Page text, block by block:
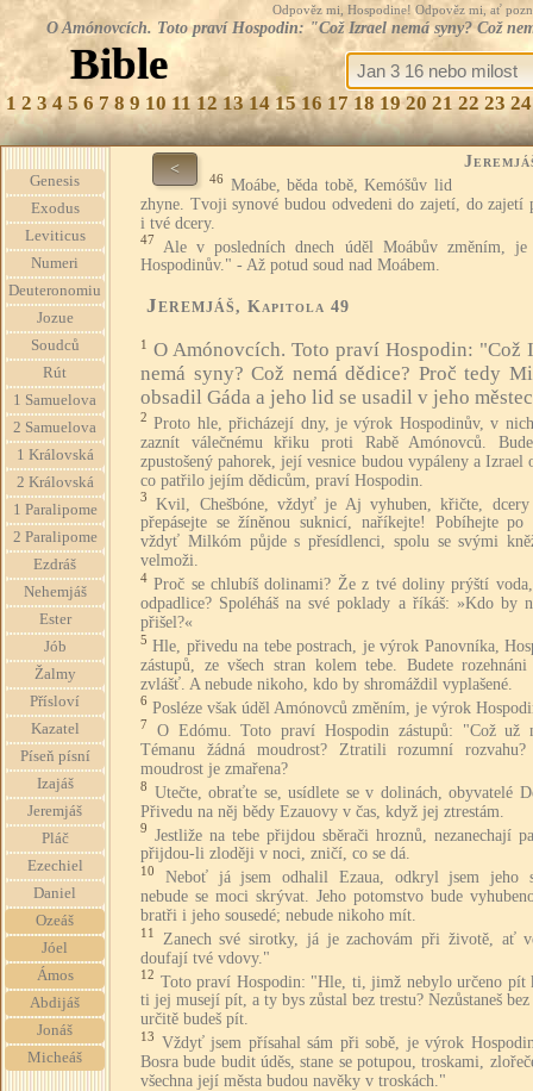
Odpověz mi, Hospodine! Odpověz mi, ať
O Amónovcích. Toto praví Hospodin: "Což Izrael nemá syny? Což
Bible
1 2 3 4 5 6 7 8 9 10 11 12 13 14 15 16 17 18 19 20 21 22 23 24
Genesis
Exodus
Leviticus
Numeri
Deuteronomiu
Jozue
Soudců
Rút
1 Samuelova
2 Samuelova
1 Královská
2 Královská
1 Paralipome
2 Paralipome
Ezdráš
Nehemjáš
Ester
Jób
Žalmy
Přísloví
Kazatel
Píseň písní
Izajáš
Jeremjáš
Pláč
Ezechiel
Daniel
Ozeáš
Jóel
Ámos
Abdijáš
Jonáš
Micheáš
<
46 Moábe, běda tobě, Kemóšův lid
zhyne. Tvoji synové budou odvedeni do zajetí, do zajetí
i tvé dcery.
47
Ale v posledních dnech úděl Moábův změním,
Hospodinův." - Až potud soud nad Moábem.
Jeremjáš, Kapitola 49
1
O Amónovcích. Toto praví Hospodin: "Což
nemá syny? Což nemá dědice? Proč tedy
obsadil Gáda a jeho lid se usadil v jeho
2 Proto hle, přicházejí dny, je výrok Hospodinův, v
zaznít válečnému křiku proti Rabě Amónovců.
zpustošený pahorek, její vesnice budou vypáleny a Izrael
co patřilo jejím dědicům, praví Hospodin.
3
Kvil, Chešbóne, vždyť je Aj vyhuben, křičte, dcery
přepásejte se žíněnou suknicí, naříkejte! Pobíhejte po
vždyť Milkóm půjde s přesídlenci, spolu se svými
velmoži.
4 Proč se chlubíš dolinami? Že z tvé doliny prýští
odpadlice? Spoléháš na své poklady a říkáš: »Kdo by
přišel?«
5 Hle, přivedu na tebe postrach, je výrok Panovníka,
zástupů, ze všech stran kolem tebe. Budete rozehnáni
zvlášť. A nebude nikoho, kdo by shromáždil vyplašené.
6 Posléze však úděl Amónovců změním, je výrok
7
O Edómu. Toto praví Hospodin zástupů: "Což už
Témanu žádná moudrost? Ztratili rozumní rozvahu?
moudrost je zmařena?
8 Utečte, obraťte se, usídlete se v dolinách, obyvatelé
Přivedu na něj bědy Ezauovy v čas, když jej ztrestám.
9 Jestliže na tebe přijdou sběrači hroznů, nezanechají
přijdou-li zloději v noci, zničí, co se dá.
10
Neboť já jsem odhalil Ezaua, odkryl jsem jeho
nebude se moci skrývat. Jeho potomstvo bude
bratři i jeho sousedé; nebude nikoho mít.
11
Zanech své sirotky, já je zachovám při životě, ať
doufají tvé vdovy."
12 Toto praví Hospodin: "Hle, ti, jimž nebylo určeno pít
ti jej musejí pít, a ty bys zůstal bez trestu? Nezůstaneš
určitě budeš pít.
13 Vždyť jsem přísahal sám při sobě, je výrok
Bosra bude budit úděs, stane se potupou, troskami,
všechna její města budou navěky v troskách."